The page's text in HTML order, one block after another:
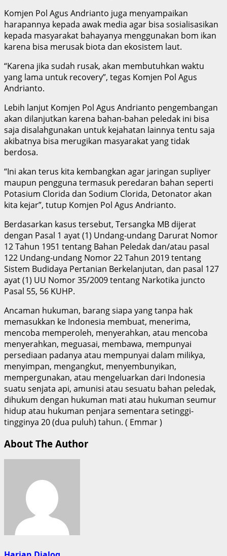
Komjen Pol Agus Andrianto juga menyampaikan
harapannya kepada awak media agar bisa sosialisasikan
kepada masyarakat bahayanya menggunakan bom ikan
karena bisa merusak biota dan ekosistem laut.
“Karena jika sudah rusak, akan membutuhkan waktu
yang lama untuk recovery”, tegas Komjen Pol Agus
Andrianto.
Lebih lanjut Komjen Pol Agus Andrianto pengembangan
akan dilanjutkan karena bahan-bahan peledak ini bisa
saja disalahgunakan untuk kejahatan lainnya tentu saja
akibatnya bisa merugikan masyarakat yang tidak
berdosa.
“Ini akan terus kita kembangkan agar jaringan supliyer
maupun pengguna termasuk peredaran bahan seperti
Potasium Clorida dan Sodium Clorida, Detonator akan
kita kejar”, tutup Komjen Pol Agus Andrianto.
Berdasarkan kasus tersebut, Tersangka MB dijerat
dengan Pasal 1 ayat (1) Undang-undang Darurat Nomor
12 Tahun 1951 tentang Bahan Peledak dan/atau pasal
122 Undang-undang Nomor 22 Tahun 2019 tentang
Sistem Budidaya Pertanian Berkelanjutan, dan pasal 127
ayat (1) UU Nomor 35/2009 tentang Narkotika juncto
Pasal 55, 56 KUHP.
Ancaman hukuman, barang siapa yang tanpa hak
memasukkan ke Indonesia membuat, menerima,
mencoba memperoleh, menyerahkan, atau mencoba
menyerahkan, meguasai, membawa, mempunyai
persediaan padanya atau mempunyai dalam milikya,
menyimpan, mengangkut, menyembunyikan,
mempergunakan, atau mengeluarkan dari Indonesia
suatu senjata api, amunisi atau sesuatu bahan peledak,
dihukum dengan hukuman mati atau hukuman seumur
hidup atau hukuman penjara sementara setinggi-
tingginya 20 (dua puluh) tahun. ( Emmar )
About The Author